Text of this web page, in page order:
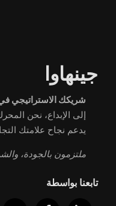
جينهاوا
شريكك الاستراتيجي
يدعم نجاح علامتك
ملتزمون بالجودة،
تابعنا بواسطة